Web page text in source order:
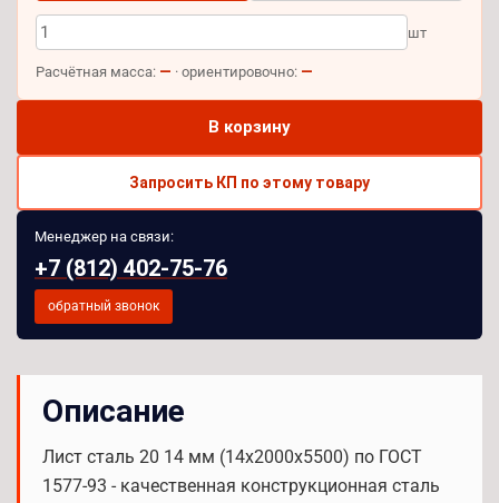
шт
Расчётная масса: — · ориентировочно: —
В корзину
Запросить КП по этому товару
Менеджер на связи:
+7 (812) 402-75-76
обратный звонок
Описание
Лист сталь 20 14 мм (14х2000х5500) по ГОСТ
1577-93 - качественная конструкционная сталь